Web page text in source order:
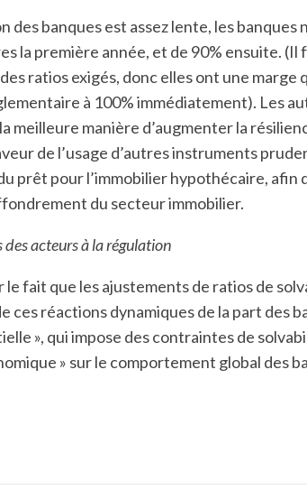
des banques est assez lente, les
la première année, et de 90% ensuite. (Il
ratios exigés, donc elles ont une marge
à 100% immédiatement). Les
meilleure manière d’augmenter la
de l’usage d’autres instruments
prêt pour l’immobilier hypothécaire,
du secteur immobilier.
acteurs à la régulation
fait que les ajustements de ratios de
réactions dynamiques de la part des
», qui impose des contraintes de
» sur le comportement global des